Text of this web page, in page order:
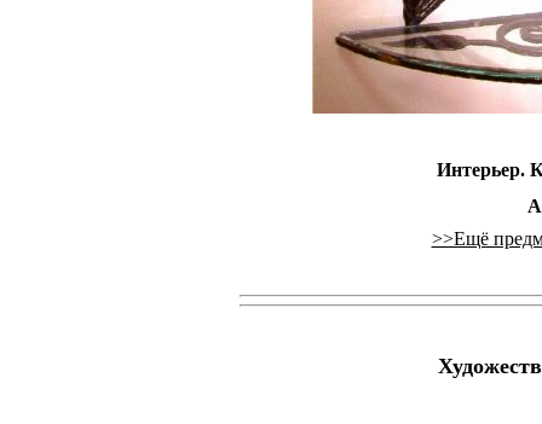
Интерьер.
>>Ещё